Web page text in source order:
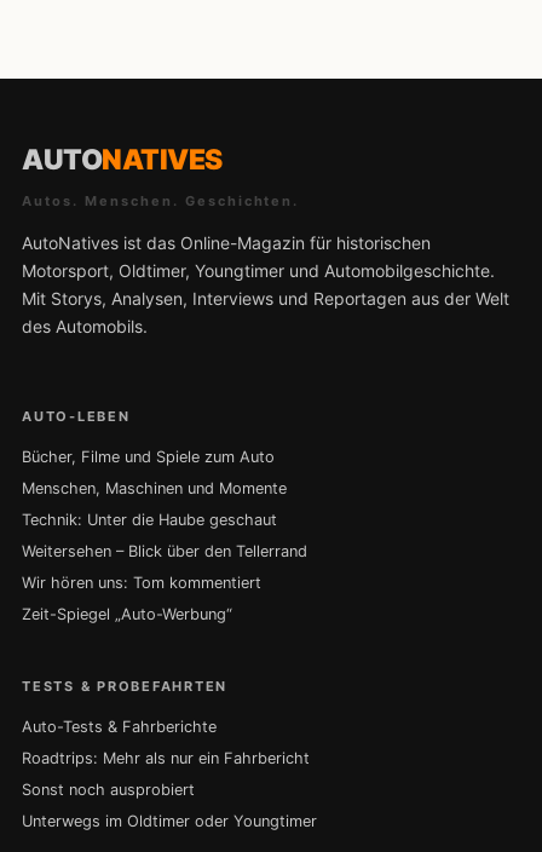
AUTONATIVES
Autos. Menschen. Geschichten.
AutoNatives ist das Online-Magazin für historischen
Motorsport, Oldtimer, Youngtimer und Automobilgeschichte.
Mit Storys, Analysen, Interviews und Reportagen aus der Welt
des Automobils.
AUTO-LEBEN
Bücher, Filme und Spiele zum Auto
Menschen, Maschinen und Momente
Technik: Unter die Haube geschaut
Weitersehen – Blick über den Tellerrand
Wir hören uns: Tom kommentiert
Zeit-Spiegel „Auto-Werbung“
TESTS & PROBEFAHRTEN
Auto-Tests & Fahrberichte
Roadtrips: Mehr als nur ein Fahrbericht
Sonst noch ausprobiert
Unterwegs im Oldtimer oder Youngtimer